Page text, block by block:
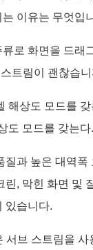
이유는 무엇입
로 화면을 드래
트림이 괜찮습
해상도 모드를
도 모드를 갖는다.
질과 높은 대역폭
린, 막힌 화면 및
있습니다.
서브 스트림을 사